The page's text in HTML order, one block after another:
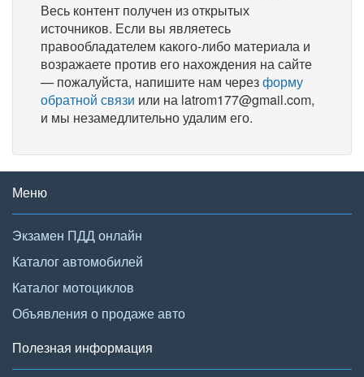
Весь контент получен из открытых
источников. Если вы являетесь
правообладателем какого-либо материала и
возражаете против его нахождения на сайте
— пожалуйста, напишите нам черезформу
обратной связи или на latrom177@gmail.com,
и мы незамедлительно удалим его.
Меню
Экзамен ПДД онлайн
Каталог автомобилей
Каталог мотоциклов
Объявления о продаже авто
Полезная информация